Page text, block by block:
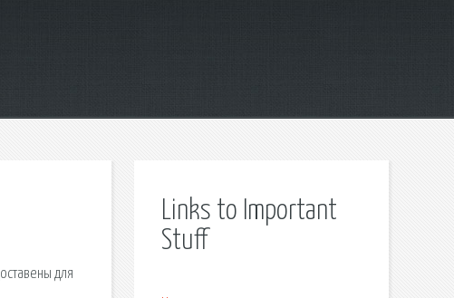
для
Links to Important
Stuff